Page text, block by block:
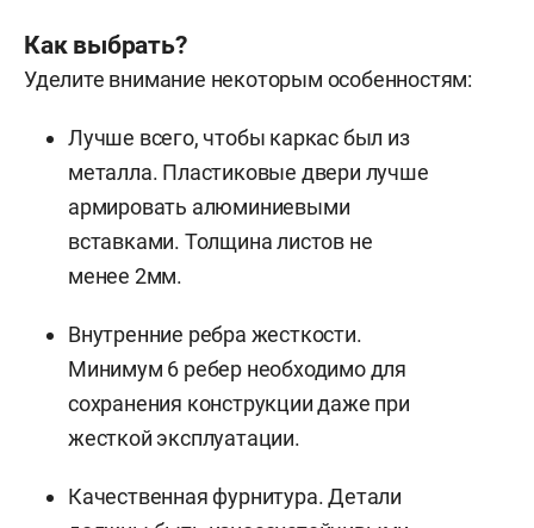
Как выбрать?
Уделите внимание некоторым особенностям:
Лучше всего, чтобы каркас был из
металла. Пластиковые двери лучше
армировать алюминиевыми
вставками. Толщина листов не
менее 2мм.
Внутренние ребра жесткости.
Минимум 6 ребер необходимо для
сохранения конструкции даже при
жесткой эксплуатации.
Качественная фурнитура. Детали